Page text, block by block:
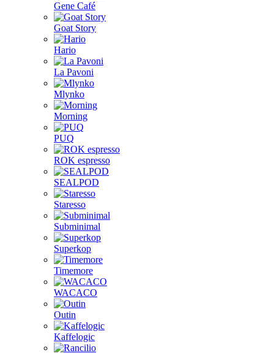
Gene Café
Goat Story
Hario
La Pavoni
Mlynko
Morning
PUQ
ROK espresso
SEALPOD
Staresso
Subminimal
Superkop
Timemore
WACACO
Outin
Kaffelogic